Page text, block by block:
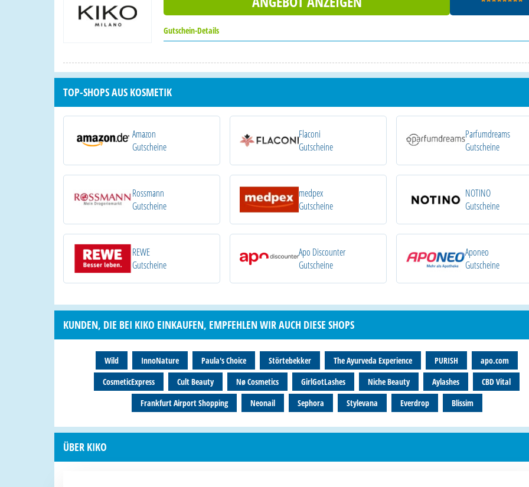
Gutschein-Details
TOP-SHOPS AUS KOSMETIK
Amazon
Gutscheine
Flaconi
Gutscheine
Parfumdreams
Gutscheine
Rossmann
Gutscheine
medpex
Gutscheine
NOTINO
Gutscheine
REWE
Gutscheine
Apo Discounter
Gutscheine
Aponeo
Gutscheine
KUNDEN, DIE BEI KIKO EINKAUFEN, EMPFEHLEN WIR AUCH DIESE SHOPS
Wild InnoNature Paula's Choice Störtebekker The Ayurveda Experience PURISH
apo.com
CosmeticExpress
Cult Beauty Nø Cosmetics GirlGotLashes Niche Beauty Aylashes
CBD Vital
Frankfurt Airport Shopping
Neonail Sephora Stylevana Everdrop Blissim
ÜBER KIKO